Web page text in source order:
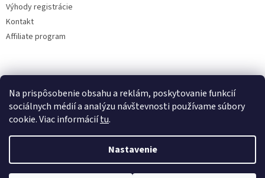
Na prispôsobenie obsahu a reklám, poskytovanie funkcií
sociálnych médií a analýzu návštevnosti používame súbory
cookie. Viac informáciítu.
Nastavenie
Výhody registrácie
Kontakt
Affiliate program